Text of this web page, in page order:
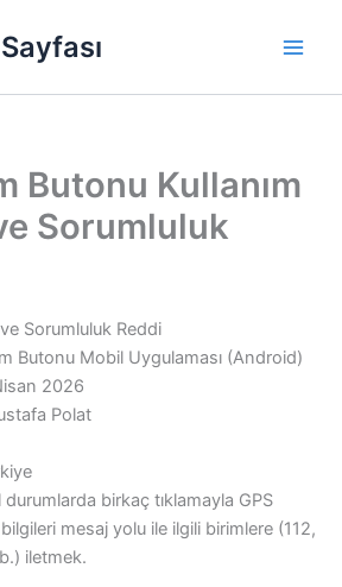
Butonu Kullanım
Sorumluluk
Sorumluluk Reddi
Butonu Mobil Uygulaması (Android)
2026
Polat
durumlarda birkaç tıklamayla GPS
mesaj yolu ile ilgili birimlere (112,
iletmek.